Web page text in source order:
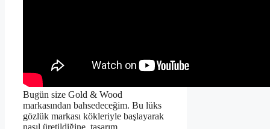
Bugün size Gold & Wood
markasından bahsedeceğim. Bu lüks
gözlük markası kökleriyle başlayarak